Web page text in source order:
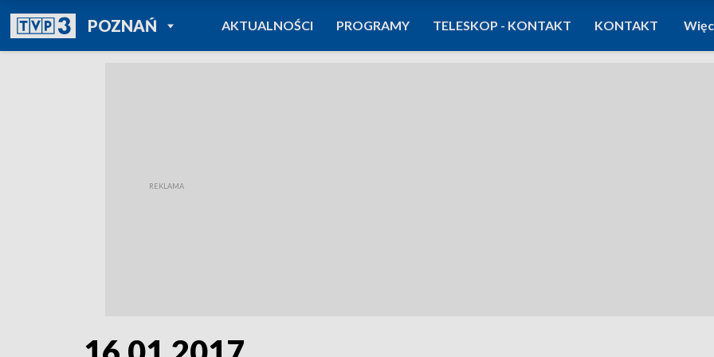
POZNAŃPOWRÓT DO
TVP REGIONY
AKTUALNOŚCI PROGRAMY TELESKOP - KONTAKT KONTAKT